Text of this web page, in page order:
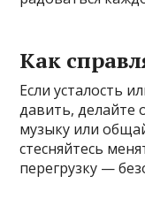
Как
Если усталость
давить, делайте
музыку или
стесняйтесь
перегрузку —